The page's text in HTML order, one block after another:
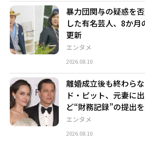
エンタメ
暴力団関与の疑惑を
した有名芸人、8か月
更新
2026.08.10
エンタメ
離婚成立後も終わら
ド・ピット、元妻に
ど“財務記録”の提出
2026.08.10